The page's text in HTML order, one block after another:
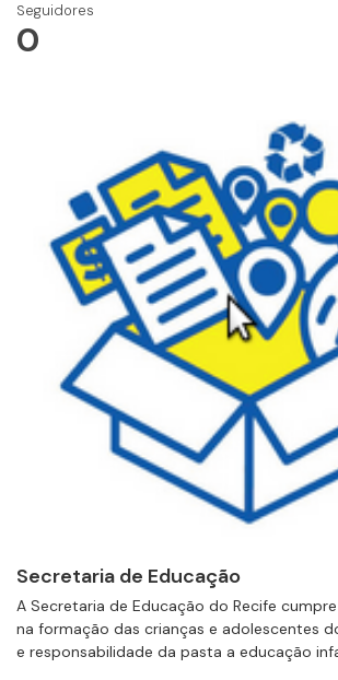
Seguidores
0
Secretaria de Educação
A Secretaria de Educação do Recife
na formação das crianças e adolescentes
e responsabilidade da pasta a educação